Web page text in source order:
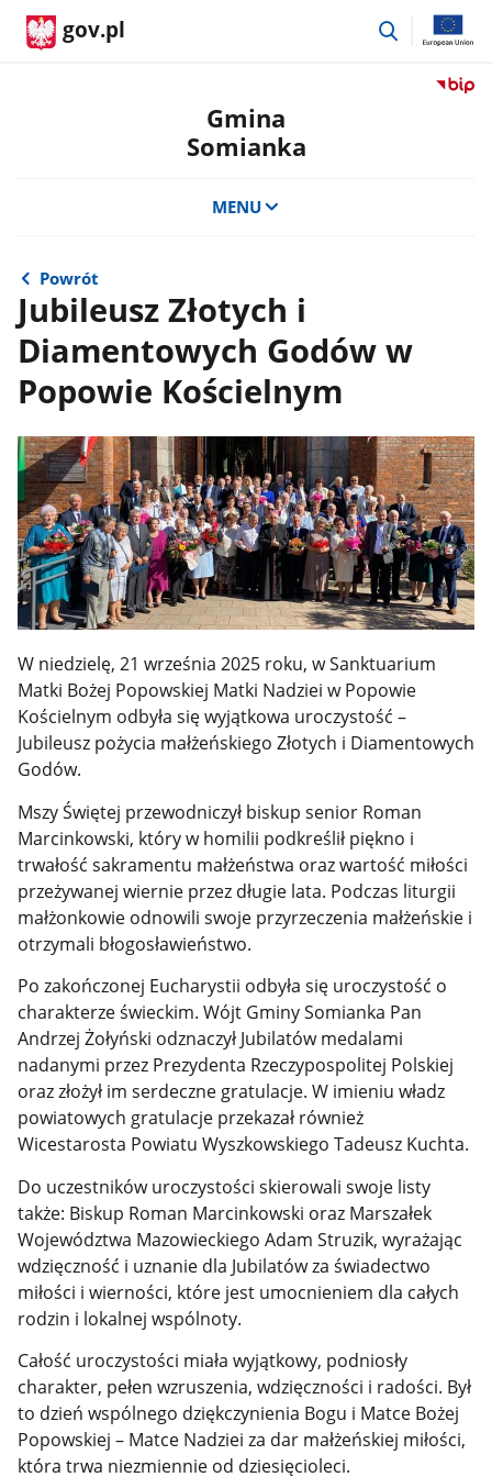
gov.pl
przejdź
Przejdź
Gmina
Somianka
MENU
Powrót
Jubileusz Złotych i
Diamentowych Godów w
Popowie Kościelnym
W niedzielę, 21 września 2025 roku, w Sanktuarium
Matki Bożej Popowskiej Matki Nadziei w Popowie
Kościelnym odbyła się wyjątkowa uroczystość –
Jubileusz pożycia małżeńskiego Złotych i Diamentowych
Godów.
Mszy Świętej przewodniczył biskup senior Roman
Marcinkowski, który w homilii podkreślił piękno i
trwałość sakramentu małżeństwa oraz wartość miłości
przeżywanej wiernie przez długie lata. Podczas liturgii
małżonkowie odnowili swoje przyrzeczenia małżeńskie i
otrzymali błogosławieństwo.
Po zakończonej Eucharystii odbyła się uroczystość o
charakterze świeckim. Wójt Gminy Somianka Pan
Andrzej Żołyński odznaczył Jubilatów medalami
nadanymi przez Prezydenta Rzeczypospolitej Polskiej
oraz złożył im serdeczne gratulacje. W imieniu władz
powiatowych gratulacje przekazał również
Wicestarosta Powiatu Wyszkowskiego Tadeusz Kuchta.
Do uczestników uroczystości skierowali swoje listy
także: Biskup Roman Marcinkowski oraz Marszałek
Województwa Mazowieckiego Adam Struzik, wyrażając
wdzięczność i uznanie dla Jubilatów za świadectwo
miłości i wierności, które jest umocnieniem dla całych
rodzin i lokalnej wspólnoty.
Całość uroczystości miała wyjątkowy, podniosły
charakter, pełen wzruszenia, wdzięczności i radości. Był
to dzień wspólnego dziękczynienia Bogu i Matce Bożej
Popowskiej – Matce Nadziei za dar małżeńskiej miłości,
która trwa niezmiennie od dziesięcioleci.